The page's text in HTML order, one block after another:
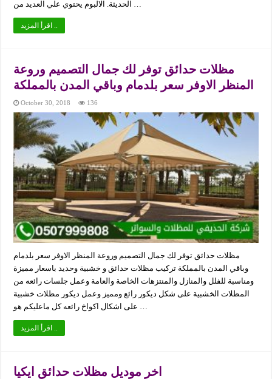
اقرأ المزيد ..
مظلات حدائق توفر لك جمال التصميم وروعة
المنظر الاوفر سعر بلدمام وباقي المدن بالمملكة
October 30, 2018 136
مظلات حدائق توفر لك جمال التصميم وروعة المنظر الاوفر سعر بلدمام
وباقي المدن بالمملكة تركيب مظلات حدائق و خشبية وحديد باسعار مميزة
ومناسبة للفلل والمنازل والمنتزهات الخاصة والعامة وعمل جلسات رائعه من
المظلات الخشبية على شكل ديكور رائع ومميز وعمل ديكور مظلات خشبية
اخر موديل مظلات حدائق ايكيا